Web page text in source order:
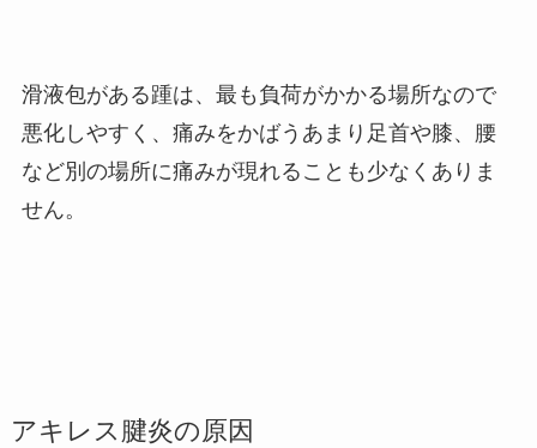
滑液包がある踵は、最も負荷がかかる場所なので
悪化しやすく、痛みをかばうあまり足首や膝、腰
など別の場所に痛みが現れることも少なくありま
せん。
アキレス腱炎の原因